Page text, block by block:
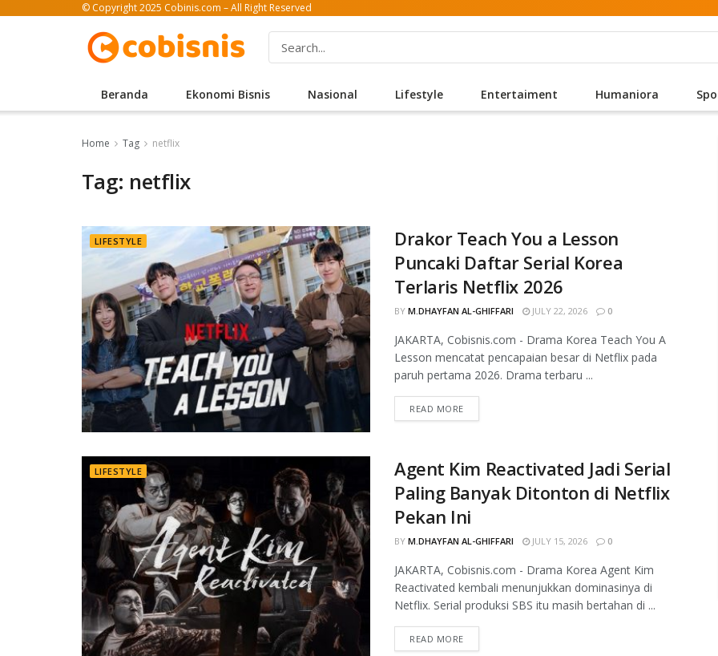
© Copyright 2025 Cobinis.com – All Right Reserved
Beranda Ekonomi Bisnis Nasional Lifestyle Entertaiment Humaniora
Home Tag netflix
Tag: netflix
LIFESTYLE
Drakor Teach You a Lesson
Puncaki Daftar Serial Korea
Terlaris Netflix 2026
BY M.DHAYFAN AL-GHIFFARI JULY 22, 2026 0
JAKARTA, Cobisnis.com - Drama Korea Teach You A
Lesson mencatat pencapaian besar di Netflix pada
paruh pertama 2026. Drama terbaru ...
READ MORE
LIFESTYLE
Agent Kim Reactivated Jadi Serial
Paling Banyak Ditonton di Netflix
Pekan Ini
BY M.DHAYFAN AL-GHIFFARI JULY 15, 2026 0
JAKARTA, Cobisnis.com - Drama Korea Agent Kim
Reactivated kembali menunjukkan dominasinya di
Netflix. Serial produksi SBS itu masih bertahan di ...
READ MORE